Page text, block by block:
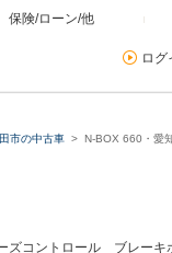
保険/ローン/他
ログ
市の中古車 N-BOX 660・愛
コントロール ブレーキ